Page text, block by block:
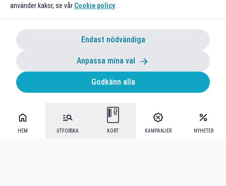
HEM UTFORSKA KORT KAMPANJER NYHETER
använder kakor, se vår Cookie policy
Endast nödvändiga
Anpassa mina val
Godkänn alla